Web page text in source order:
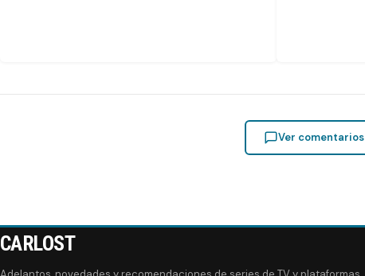
Ver comentarios
CARLOST